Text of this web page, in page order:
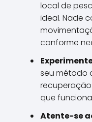
local de
ideal. Nade
conforme
seu método
que
Atente-se